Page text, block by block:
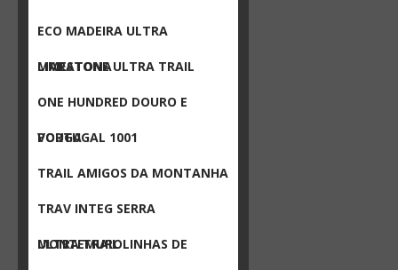
ECO MADEIRA ULTRA
MARATONA
LIMESTONE ULTRA TRAIL
ONE HUNDRED DOURO E
VOUGA
PORTUGAL 1001
TRAIL AMIGOS DA MONTANHA
TRAV INTEG SERRA
MONTEMURO
ULTRA TRAIL LINHAS DE